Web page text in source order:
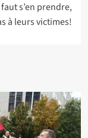
s’en prendre,
à leurs victimes!